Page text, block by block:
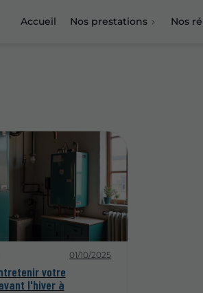
Accueil Nos prestations Nos
01/10/2025
votre
l'hiver à